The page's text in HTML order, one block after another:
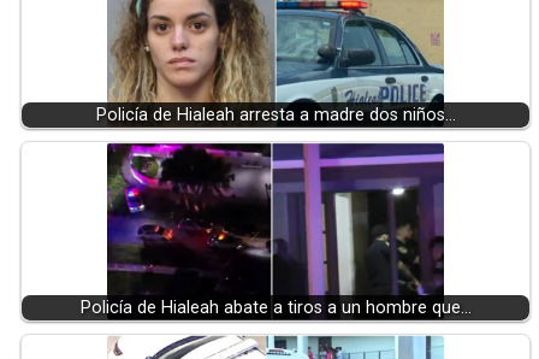
Policía de Hialeah arresta a madre dos niños…
Policía de Hialeah abate a tiros a un hombre que…